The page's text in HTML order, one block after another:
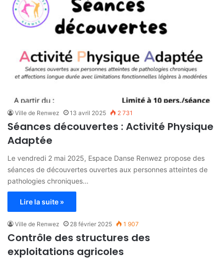
Ville de Renwez 13 avril 2025 2 731
Séances découvertes : Activité Physique
Adaptée
Le vendredi 2 mai 2025, Espace Danse Renwez propose des
séances de découvertes ouvertes aux personnes atteintes de
pathologies chroniques…
Lire la suite »
Ville de Renwez 28 février 2025 1 907
Contrôle des structures des
exploitations agricoles